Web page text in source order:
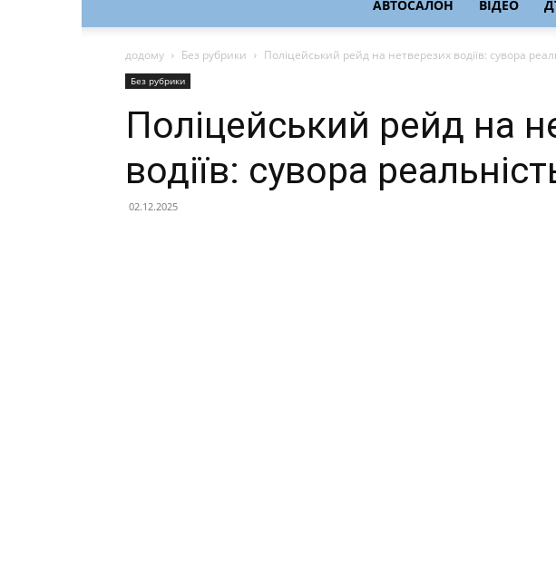
АВТОСАЛОН ВІДЕО
додому Без рубрики Поліцейський рейд на нетверезих водіїв: сувора
Без рубрики
Поліцейський рейд на
водіїв: сувора
02.12.2025